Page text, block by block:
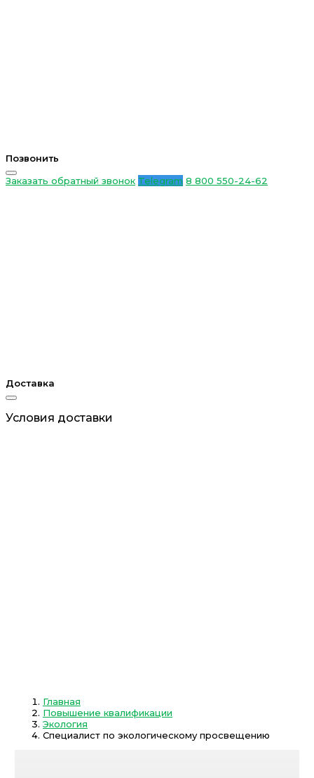
Позвонить
Заказать обратный звонок Telegram 8 800 550-24-62
Доставка
Условия доставки
Главная
Повышение квалификации
Экология
Специалист по экологическому просвещению